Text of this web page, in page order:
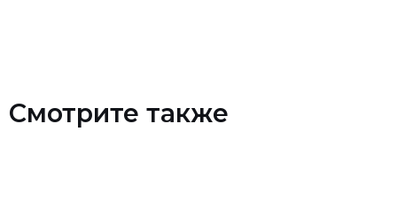
+7 (903) 990-00-52